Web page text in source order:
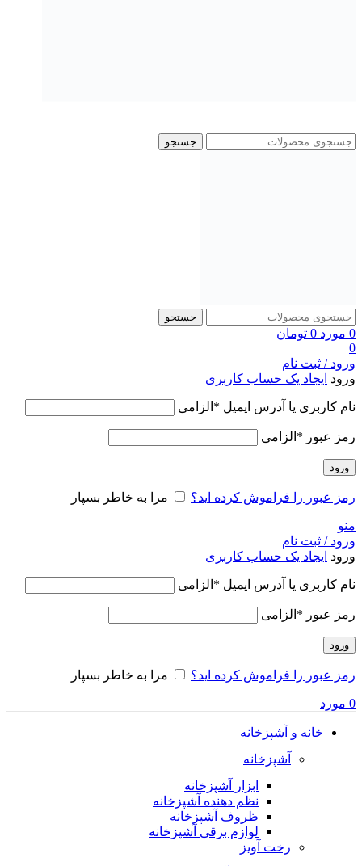
جستجو
جستجو
0 مورد 0 تومان
0
ورود / ثبت نام
ورود ایجاد یک حساب کاربری
نام کاربری یا آدرس ایمیل * الزامی
رمز عبور * الزامی
ورود
رمز عبور را فراموش کرده اید؟ مرا به خاطر بسپار
منو
ورود / ثبت نام
ورود ایجاد یک حساب کاربری
نام کاربری یا آدرس ایمیل * الزامی
رمز عبور * الزامی
ورود
رمز عبور را فراموش کرده اید؟ مرا به خاطر بسپار
0 مورد
خانه و آشپزخانه
آشپزخانه
ابزار آشپزخانه
نظم دهنده آشپزخانه
ظروف آشپزخانه
لوازم برقی آشپزخانه
رخت آویز